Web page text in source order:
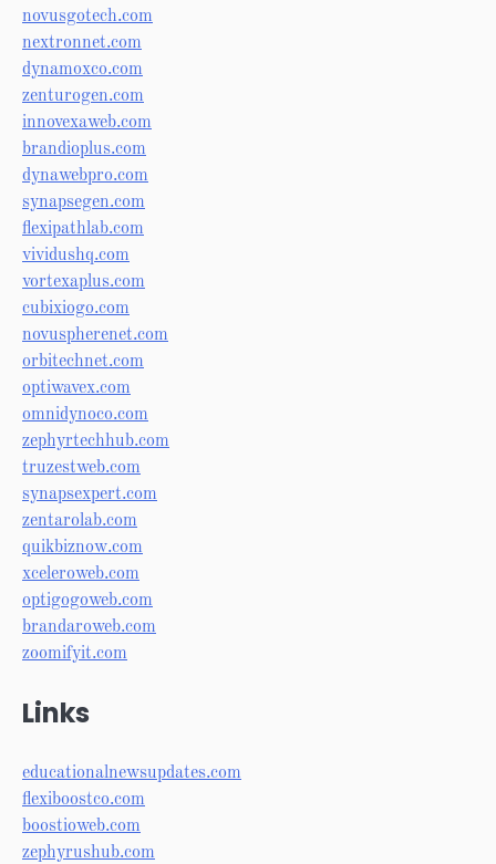
novusgotech.com
nextronnet.com
dynamoxco.com
zenturogen.com
innovexaweb.com
brandioplus.com
dynawebpro.com
synapsegen.com
flexipathlab.com
vividushq.com
vortexaplus.com
cubixiogo.com
novuspherenet.com
orbitechnet.com
optiwavex.com
omnidynoco.com
zephyrtechhub.com
truzestweb.com
synapsexpert.com
zentarolab.com
quikbiznow.com
xceleroweb.com
optigogoweb.com
brandaroweb.com
zoomifyit.com
Links
educationalnewsupdates.com
flexiboostco.com
boostioweb.com
zephyrushub.com